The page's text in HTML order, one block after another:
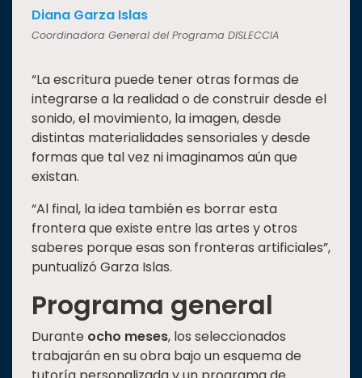
Diana Garza Islas
Coordinadora General del Programa DISLECCIA
“La escritura puede tener otras formas de
integrarse a la realidad o de construir desde el
sonido, el movimiento, la imagen, desde
distintas materialidades sensoriales y desde
formas que tal vez ni imaginamos aún que
existan.
“Al final, la idea también es borrar esta
frontera que existe entre las artes y otros
saberes porque esas son fronteras artificiales”,
puntualizó Garza Islas.
Programa general
Durante ocho meses, los seleccionados
trabajarán en su obra bajo un esquema de